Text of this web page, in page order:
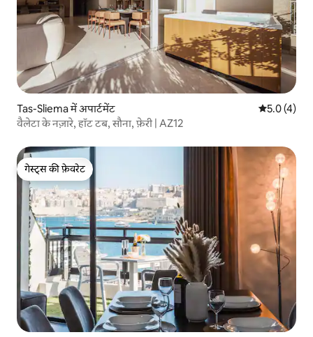
Tas-Sliema में अपार्टमेंट औसत रेटिंग 5
5.0 (4)
वैलेटा के नज़ारे, हॉट टब, सौना, फ़ेरी | AZ12
गेस्ट्स की फ़ेवरेट
गेस्ट्स की फ़ेवरेट